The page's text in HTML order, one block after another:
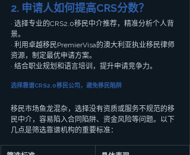
2. 申请人如何提高CRS分数？
· 选择专业的CRS2.0移民中介推荐，精准分析个人背
景。
· 利用卓越移民PremierVisa的澳大利亚执业移民律师
资源，制定最优申请方案。
· 结合职业规划和语言培训，提升申请竞争力。
选择靠谱CRS2.0移民公司，避免移民陷阱
移民市场鱼龙混杂，选择没有资质或服务不规范的移
民中介，容易陷入合同陷阱、资金风险等问题。以下
几点是筛选靠谱机构的重要标准：